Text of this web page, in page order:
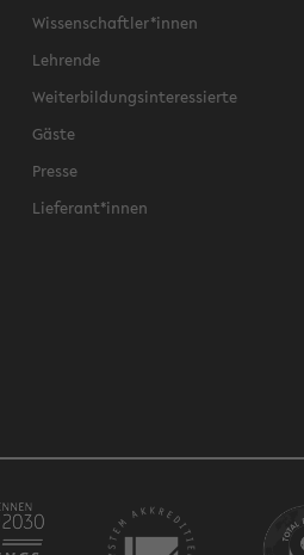
Wissenschaftler*innen
Lehrende
Weiterbildungsinteressierte
Gäste
Presse
Lieferant*innen